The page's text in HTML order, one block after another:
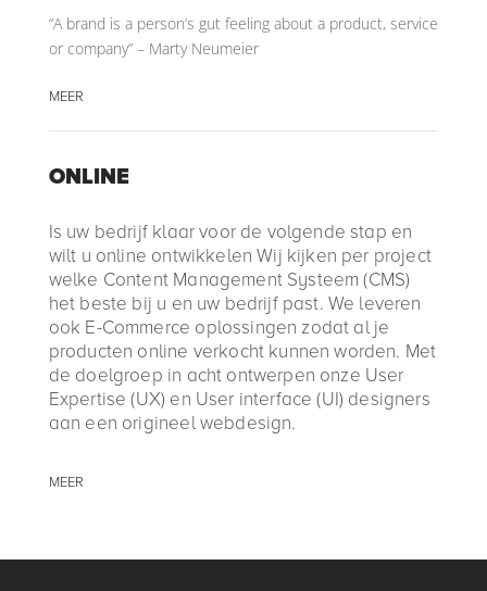
“A brand is a person’s gut feeling about a product, service
or company” – Marty Neumeier
MEER
ONLINE
Is uw bedrijf klaar voor de volgende stap en
wilt u online ontwikkelen Wij kijken per project
welke Content Management Systeem (CMS)
het beste bij u en uw bedrijf past. We leveren
ook E-Commerce oplossingen zodat al je
producten online verkocht kunnen worden. Met
de doelgroep in acht ontwerpen onze User
Expertise (UX) en User interface (UI) designers
aan een origineel webdesign.
MEER